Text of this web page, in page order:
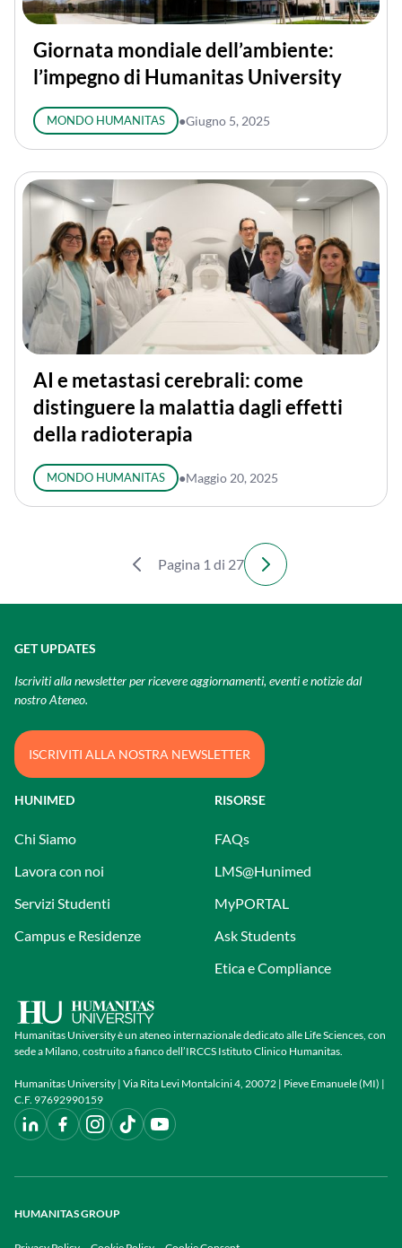
Giornata mondiale dell’ambiente:
l’impegno di Humanitas University
MONDO HUMANITAS ●Giugno 5, 2025
AI e metastasi cerebrali: come
distinguere la malattia dagli effetti
della radioterapia
MONDO HUMANITAS ●Maggio 20, 2025
Pagina 1 di 27
Humanitas University è un ateneo internazionale dedicato alle Life Sciences, con
sede a Milano, costruito a fianco dell’IRCCS Istituto Clinico Humanitas.
Humanitas University | Via Rita Levi Montalcini 4, 20072 | Pieve Emanuele (MI) |
C.F. 97692990159
HUNIMED
Chi Siamo
Lavora con noi
Servizi Studenti
Campus e Residenze
RISORSE
FAQs
LMS@Hunimed
MyPORTAL
Ask Students
Etica e Compliance
GET UPDATES
Iscriviti alla newsletter per ricevere aggiornamenti, eventi e notizie dal
nostro Ateneo.
ISCRIVITI ALLA NOSTRA NEWSLETTER
HUMANITAS GROUP